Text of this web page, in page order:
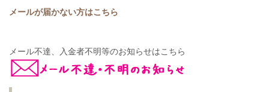
メールが届かない方はこちら
メール不達、入金者不明等のお知らせはこちら